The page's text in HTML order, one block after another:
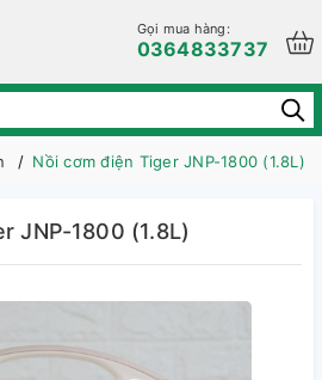
Gọi mua hàng:
0364833737
Nồi cơm điện Tiger JNP-1800 (1.8L)
JNP-1800 (1.8L)